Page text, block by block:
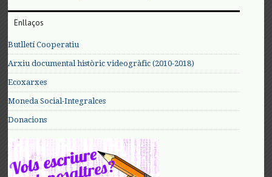
Enllaços
Butlletí Cooperatiu
Arxiu documental històric videogràfic (2010-2018)
Ecoxarxes
Moneda Social-Integralces
Donacions